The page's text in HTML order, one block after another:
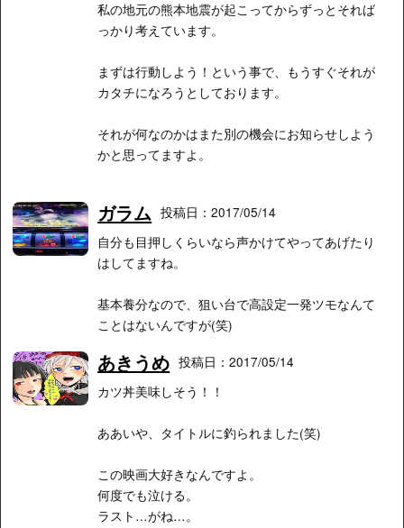
私の地元の熊本地震が起こってからずっとそれば
っかり考えています。
まずは行動しよう！という事で、もうすぐそれが
カタチになろうとしております。
それが何なのかはまた別の機会にお知らせしよう
かと思ってますよ。
ガラム 投稿日：2017/05/14
自分も目押しくらいなら声かけてやってあげたり
はしてますね。
基本養分なので、狙い台で高設定一発ツモなんて
ことはないんですが(笑)
あきうめ 投稿日：2017/05/14
カツ丼美味しそう！！
ああいや、タイトルに釣られました(笑)
この映画大好きなんですよ。
何度でも泣ける。
ラスト…がね…。